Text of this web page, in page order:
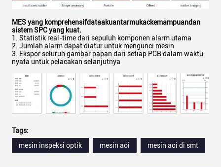
MES yang komprehensifdataakuantarmukackemampuandan
sistem SPC yang kuat.
1. Statistik real-time dari sepuluh komponen alarm utama
2. Jumlah alarm dapat diatur untuk mengunci mesin
3. Ekspor seluruh gambar papan dari setiap PCB dalam waktu
nyata untuk pelacakan selanjutnya
Tags:
mesin inspeksi optik
mesin aoi mesin aoi di smt